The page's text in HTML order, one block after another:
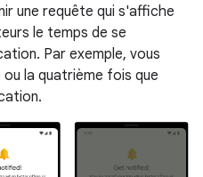
une requête qui s'affiche
le temps de se
Par exemple, vous
la quatrième fois que